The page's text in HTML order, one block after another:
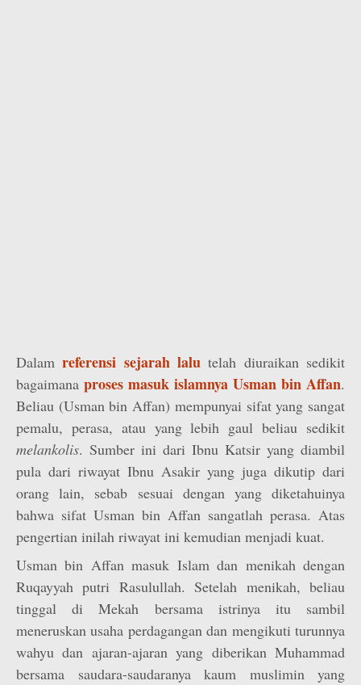
Dalamreferensi sejarah lalu telah diuraikan sedikit
bagaimana proses masuk islamnya Usman bin Affan.
Beliau (Usman bin Affan) mempunyai sifat yang sangat
pemalu, perasa, atau yang lebih gaul beliau sedikit
melankolis. Sumber ini dari Ibnu Katsir yang diambil
pula dari riwayat Ibnu Asakir yang juga dikutip dari
orang lain, sebab sesuai dengan yang diketahuinya
bahwa sifat Usman bin Affan sangatlah perasa. Atas
pengertian inilah riwayat ini kemudian menjadi kuat.
Usman bin Affan masuk Islam dan menikah dengan
Ruqayyah putri Rasulullah. Setelah menikah, beliau
tinggal di Mekah bersama istrinya itu sambil
meneruskan usaha perdagangan dan mengikuti turunnya
wahyu dan ajaran-ajaran yang diberikan Muhammad
bersama saudara-saudaranya kaum muslimin yang